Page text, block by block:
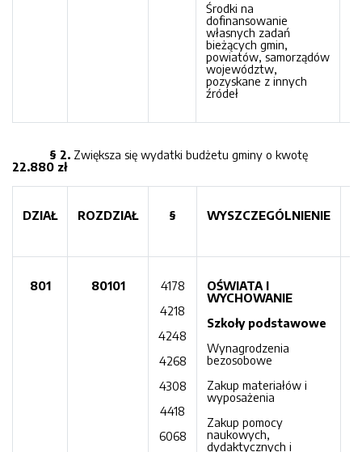
Środki na
dofinansowanie
własnych zadań
bieżących gmin,
powiatów, samorządów
województw,
pozyskane z innych
źródeł
§ 2. Zwiększa się wydatki budżetu gminy o kwotę
22.880 zł
DZIAŁ ROZDZIAŁ § WYSZCZEGÓLNIENIE
801 80101
4178
4218
4248
4268
4308
4418
6068
OŚWIATA I
WYCHOWANIE
Szkoły podstawowe
Wynagrodzenia
bezosobowe
Zakup materiałów i
wyposażenia
Zakup pomocy
naukowych,
dydaktycznych i